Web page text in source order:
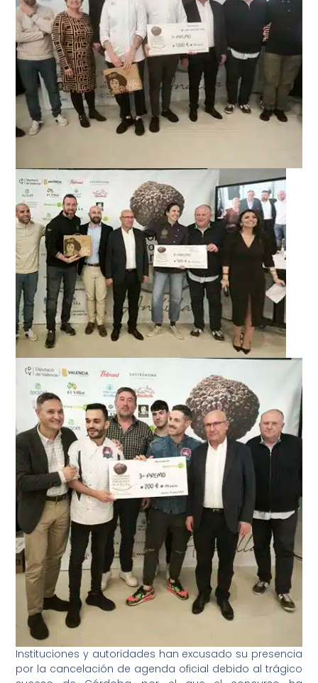
Instituciones y autoridades han excusado su presencia
por la cancelación de agenda oficial debido al trágico